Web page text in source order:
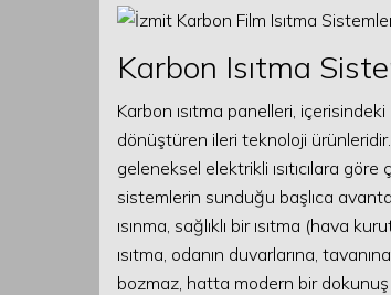
Karbon Isıtma
Karbon ısıtma panelleri,
dönüştüren ileri teknoloji ürünleridir.
geleneksel elektrikli ısıtıcılara
sistemlerin sunduğu başlıca
ısınma, sağlıklı bir ısıtma (hava
ısıtma, odanın duvarlarına,
bozmaz, hatta modern bir dokunuş